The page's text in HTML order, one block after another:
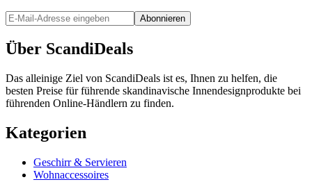
Abonnieren
Über ScandiDeals
Das alleinige Ziel von ScandiDeals ist es, Ihnen zu helfen, die
besten Preise für führende skandinavische Innendesignprodukte bei
führenden Online-Händlern zu finden.
Kategorien
Geschirr & Servieren
Wohnaccessoires